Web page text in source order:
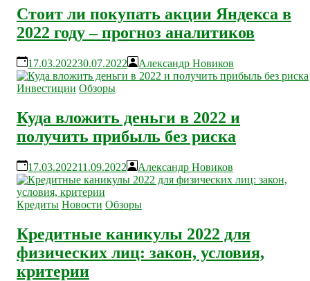
Стоит ли покупать акции Яндекса в
2022 году – прогноз аналитиков
17.03.202230.07.2022 Александр Новиков
Инвестиции Обзоры
Куда вложить деньги в 2022 и
получить прибыль без риска
17.03.202211.09.2022 Александр Новиков
Кредиты Новости Обзоры
Кредитные каникулы 2022 для
физических лиц: закон, условия,
критерии